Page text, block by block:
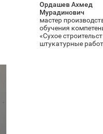
Ордашев Ахмед
Мурадинович
мастер
обучения
«Сухое
штукатурные